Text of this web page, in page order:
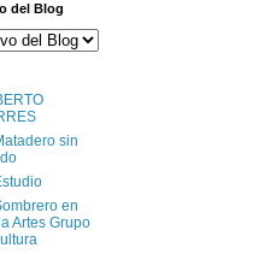
del Blog
sin
en
Artes Grupo